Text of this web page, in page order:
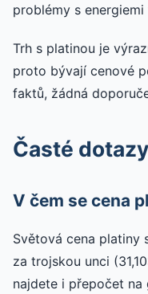
problémy s
Trh s platinou je
proto bývají cenové
faktů, žádná
Časté dotazy
V čem se cena
Světová cena platiny
za trojskou unci
najdete i přepočet